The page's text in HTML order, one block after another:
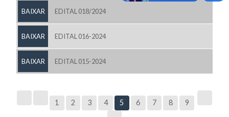
BAIXAR EDITAL 018/2024
BAIXAR EDITAL 016-2024
BAIXAR EDITAL 015-2024
1 2 3 4 5 6 7 8 9